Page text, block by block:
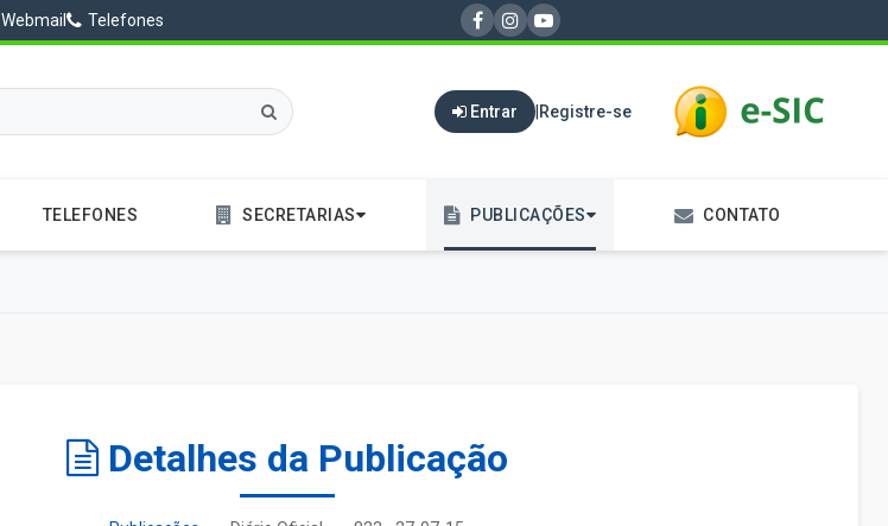
Webmail Telefones
Entrar | Registre-se
TELEFONES SECRETARIAS PUBLICAÇÕES CONTATO
Detalhes da Publicação